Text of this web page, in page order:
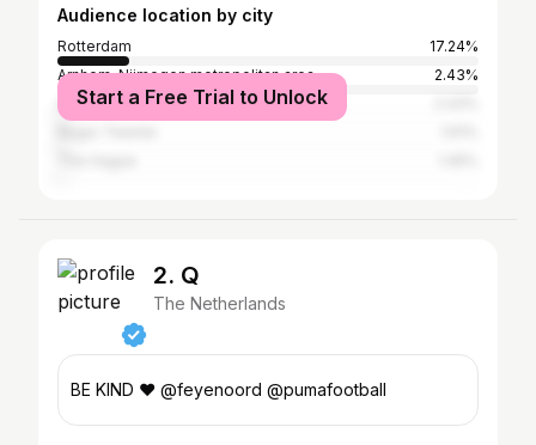
Audience location by city
Rotterdam
17.24%
Arnhem-Nijmegen metropolitan area
2.43%
Amsterdam
Start a Free Trial to Unlock
2. Q
The Netherlands
BE KIND ❤️ @feyenoord @pumafootball